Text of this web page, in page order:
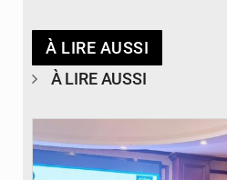
À LIRE AUSSI
À LIRE AUSSI